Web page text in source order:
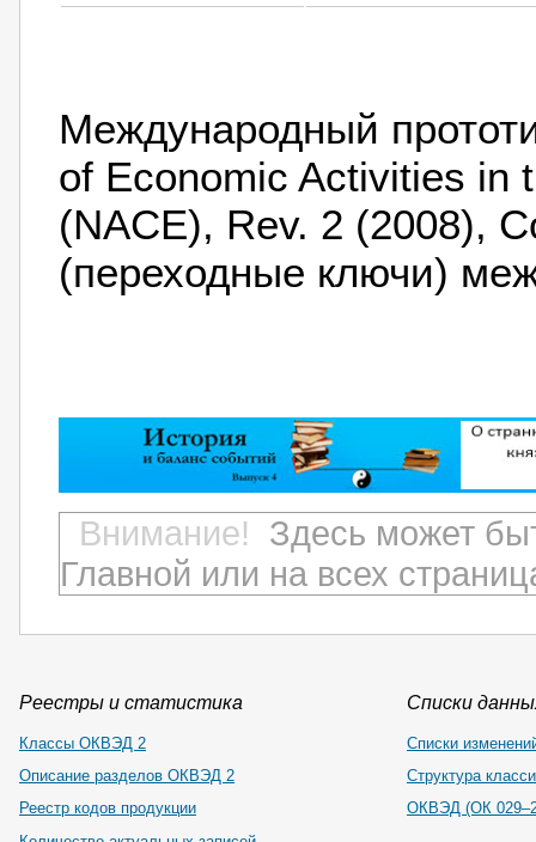
Международный
of Economic Activities in
(NACE), Rev. 2 (2008),
(переходные ключи)
Внимание!
Здесь может
Главной или на всех
Реестры и статистика
Классы ОКВЭД 2
Описание разделов ОКВЭД 2
Реестр кодов продукции
Списки
Списки
Структура
ОКВЭД (ОК